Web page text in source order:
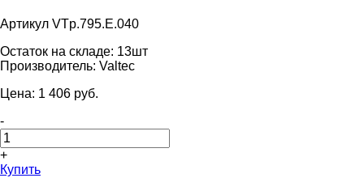
Артикул VTp.795.E.040
Остаток на складе: 13шт
Производитель: Valtec
Цена: 1 406 pуб.
-
+
Купить